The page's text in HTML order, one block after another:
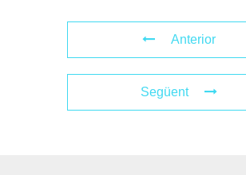
Anterior
Següent